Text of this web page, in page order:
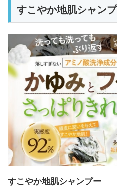
すこやか地肌シャン
すこやか地肌シャンプー